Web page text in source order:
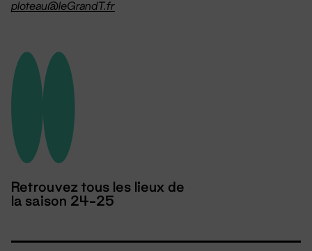
ploteau@leGrandT.fr
Retrouvez tous les lieux de
la saison 24-25